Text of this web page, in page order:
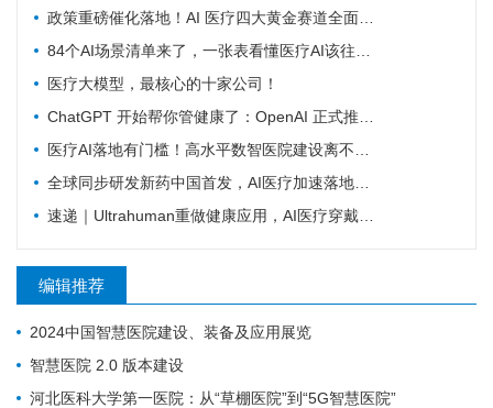
政策重磅催化落地！AI 医疗四大黄金赛道全面爆发，产业兑现周期开启
84个AI场景清单来了，一张表看懂医疗AI该往哪发力
医疗大模型，最核心的十家公司！
ChatGPT 开始帮你管健康了：OpenAI 正式推出 Health 功能，AI 进入医疗意味着什么？
医疗AI落地有门槛！高水平数智医院建设离不开16个能力（附自查表）
全球同步研发新药中国首发，AI医疗加速落地——医疗前沿资讯速览
速递｜Ultrahuman重做健康应用，AI医疗穿戴从“看数据”转向“给行动”
编辑推荐
2024中国智慧医院建设、装备及应用展览
智慧医院 2.0 版本建设
河北医科大学第一医院：从“草棚医院”到“5G智慧医院”